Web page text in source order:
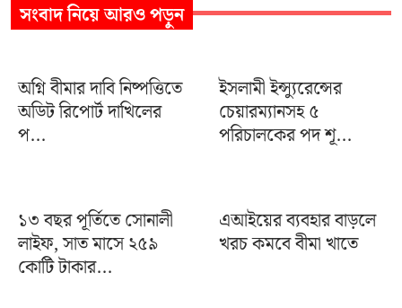
সংবাদনিয়ে আরও পড়ুন
অগ্নি বীমার দাবি নিষ্পত্তিতে
অডিট রিপোর্ট দাখিলের
প...
ইসলামী ইন্স্যুরেন্সের
চেয়ারম্যানসহ ৫
পরিচালকের পদ শূ...
১৩ বছর পূর্তিতে সোনালী
লাইফ, সাত মাসে ২৫৯
কোটি টাকার...
এআইয়ের ব্যবহার বাড়লে
খরচ কমবে বীমা খাতে